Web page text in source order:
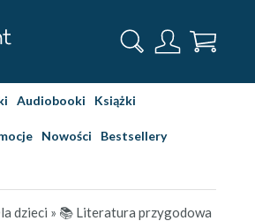
Audiobooki Książki
Nowości Bestsellery
dzieci » 📚 Literatura przygodowa